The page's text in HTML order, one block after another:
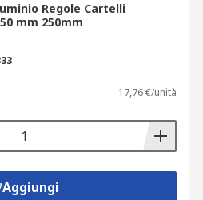
Regole Cartelli
mm 250mm
17,76 €/unità
Aggiungi